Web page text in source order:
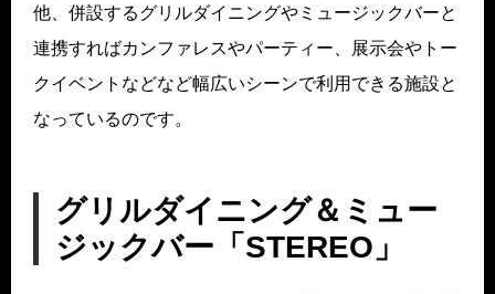
他、併設するグリルダイニングやミュージックバーと
連携すればカンファレスやパーティー、展示会やトー
クイベントなどなど幅広いシーンで利用できる施設と
なっているのです。
グリルダイニング＆ミュー
ジックバー「STEREO」